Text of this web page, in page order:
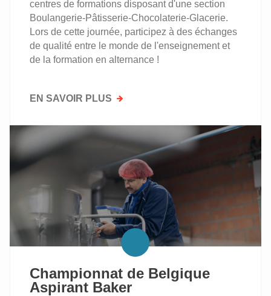
centres de formations disposant d'une section
Boulangerie-Pâtisserie-Chocolaterie-Glacerie.
Lors de cette journée, participez à des échanges
de qualité entre le monde de l'enseignement et
de la formation en alternance !
EN SAVOIR PLUS SUR
DE
PLATEFORME
D'INFORMATIONS
ET
D'ÉCHANGES
BPCG
Championnat de Belgique
Aspirant Baker